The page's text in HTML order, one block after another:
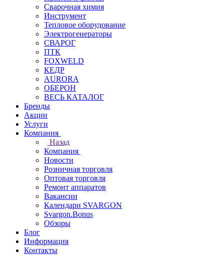
Сварочная химия
Инструмент
Тепловое оборудование
Электрогенераторы
СВАРОГ
ПТК
FOXWELD
КЕДР
AURORA
ОБЕРОН
ВЕСЬ КАТАЛОГ
Бренды
Акции
Услуги
Компания
Назад
Компания
Новости
Розничная торговля
Оптовая торговля
Ремонт аппаратов
Вакансии
Календари SVARGON
Svargon.Bonus
Обзоры
Блог
Информация
Контакты